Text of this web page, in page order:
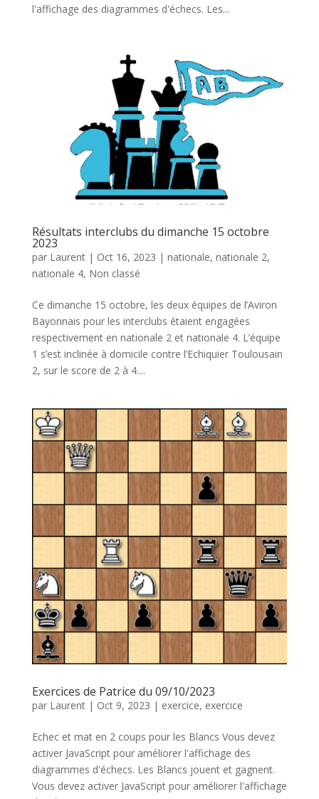
l'affichage des diagrammes d'échecs. Les...
Résultats interclubs du dimanche 15 octobre
2023
par Laurent| Oct 16, 2023 | nationale, nationale 2,
nationale 4, Non classé
Ce dimanche 15 octobre, les deux équipes de l’Aviron
Bayonnais pour les interclubs étaient engagées
respectivement en nationale 2 et nationale 4. L’équipe
1 s’est inclinée à domicile contre l’Echiquier Toulousain
2, sur le score de 2 à 4....
Exercices de Patrice du 09/10/2023
par Laurent| Oct 9, 2023 | exercice, exercice
Echec et mat en 2 coups pour les Blancs Vous devez
activer JavaScript pour améliorer l'affichage des
diagrammes d'échecs. Les Blancs jouent et gagnent.
Vous devez activer JavaScript pour améliorer l'affichage